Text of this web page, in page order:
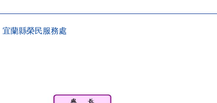
宜蘭縣榮民服務處